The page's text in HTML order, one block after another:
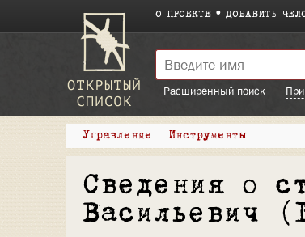
О ПРОЕКТЕ ДОБАВИТЬ
Расширенный поиск
Управление Инструменты
Сведения о
Васильевич